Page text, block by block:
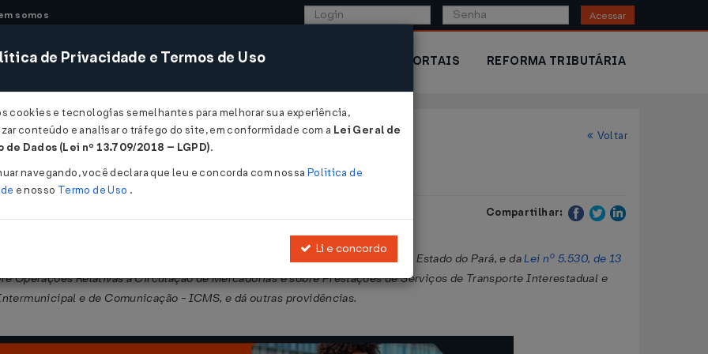
somos Acessar
CONSULTORIA SISTEMAS COMÉRCIO EXTERIOR PORTAIS REFORMA TRIBUTÁRIA
Pará Voltar
Compartilhar:
, que dispõe sobre os procedimentos administrativo-tributários do Estado do Pará, e daLei nº 5.530, de 13
Operações Relativas à Circulação de Mercadorias e sobre Prestações de Serviços de Transporte Interestadual e
e de Comunicação - ICMS, e dá outras providências.
de Privacidade e Termos de Uso
cookies e tecnologias semelhantes para melhorar sua experiência,
conteúdo e analisar o tráfego do site, em conformidade com a Lei Geral de
Dados (Lei nº 13.709/2018 – LGPD).
navegando, você declara que leu e concorda com nossa Política de
e nosso Termo de Uso .
Li e concordo